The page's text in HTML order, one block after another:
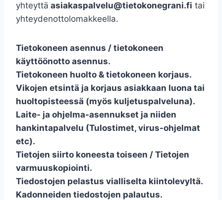
yhteyttä asiakaspalvelu@tietokonegrani.fi tai
yhteydenottolomakkeella.
Tietokoneen asennus / tietokoneen
käyttöönotto asennus.
Tietokoneen huolto & tietokoneen korjaus.
Vikojen etsintä ja korjaus asiakkaan luona tai
huoltopisteessä (myös kuljetuspalveluna).
Laite- ja ohjelma-asennukset ja niiden
hankintapalvelu (Tulostimet, virus-ohjelmat
etc).
Tietojen siirto koneesta toiseen / Tietojen
varmuuskopiointi.
Tiedostojen pelastus vialliselta kiintolevyltä.
Kadonneiden tiedostojen palautus.